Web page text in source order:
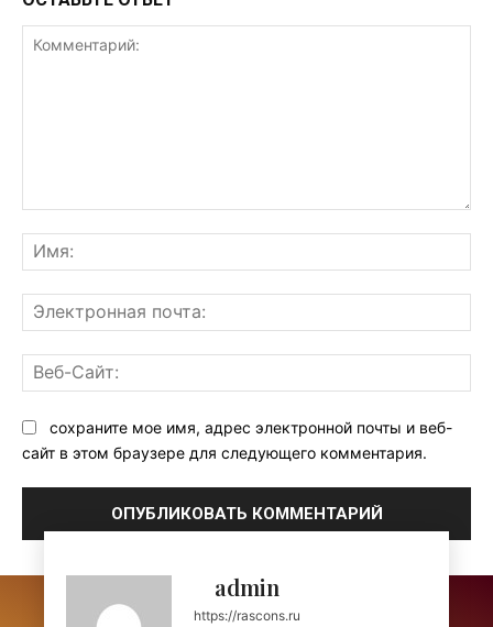
сохраните мое имя, адрес электронной почты и веб-
сайт в этом браузере для следующего комментария.
admin
https://rascons.ru